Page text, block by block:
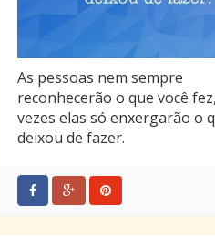
As pessoas nem sempre
reconhecerão o que você
vezes elas só enxergarão o
deixou de fazer.